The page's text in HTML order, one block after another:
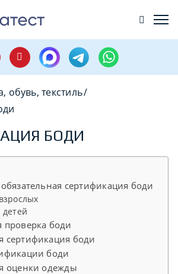
обувь, текстиль/
БОДИ
сертификация боди
детей
проверка боди
сертификация боди
боди
оценки одежды